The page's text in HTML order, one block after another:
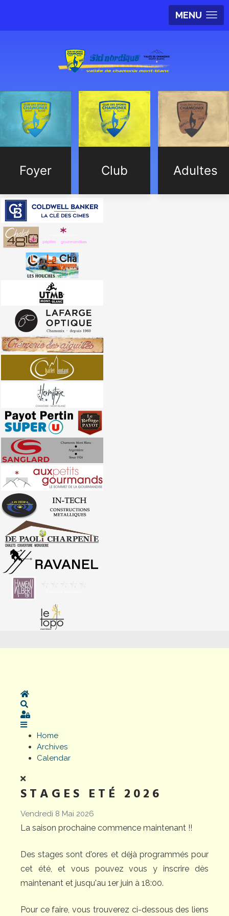
MENU
Foyer Club Adultes
Home
Sign In
Home
Archives
Calendar
STAGES ETÉ 2026
Vendredi 8 Mai 2026
La saison prochaine commence maintenant !!
Des stages sont d'ores et déjà programmés pour
cet été, et vous pouvez vous y inscrire dès
maintenant et jusqu'au 1er juin à 18:00.
Pour ce faire, vous trouverez ci-dessous des liens